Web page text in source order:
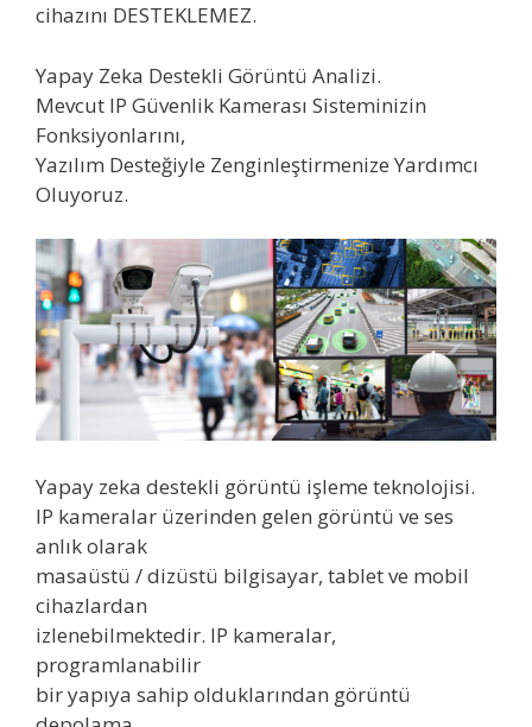
cihazını DESTEKLEMEZ.
Yapay Zeka Destekli Görüntü Analizi.
Mevcut IP Güvenlik Kamerası Sisteminizin
Fonksiyonlarını,
Yazılım Desteğiyle Zenginleştirmenize Yardımcı
Oluyoruz.
Yapay zeka destekli görüntü işleme teknolojisi.
IP kameralar üzerinden gelen görüntü ve ses
anlık olarak
masaüstü / dizüstü bilgisayar, tablet ve mobil
cihazlardan
izlenebilmektedir. IP kameralar,
programlanabilir
bir yapıya sahip olduklarından görüntü